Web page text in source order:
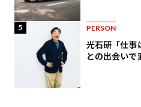
5 PERSON
光石研「仕事
との出会いで